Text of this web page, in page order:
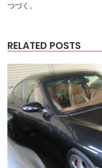
つづく。
RELATED POSTS